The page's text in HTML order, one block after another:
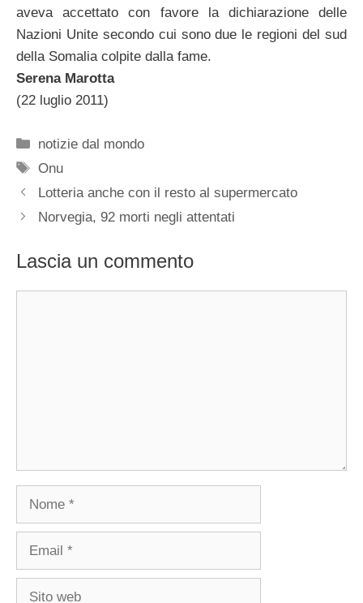
aveva accettato con favore la dichiarazione delle
Nazioni Unite secondo cui sono due le regioni del sud
della Somalia colpite dalla fame.
Serena Marotta
(22 luglio 2011)
Categorie
notizie dal mondo
Tag
Onu
Lotteria anche con il resto al supermercato
Norvegia, 92 morti negli attentati
Lascia un commento
Nome
Email
Sito